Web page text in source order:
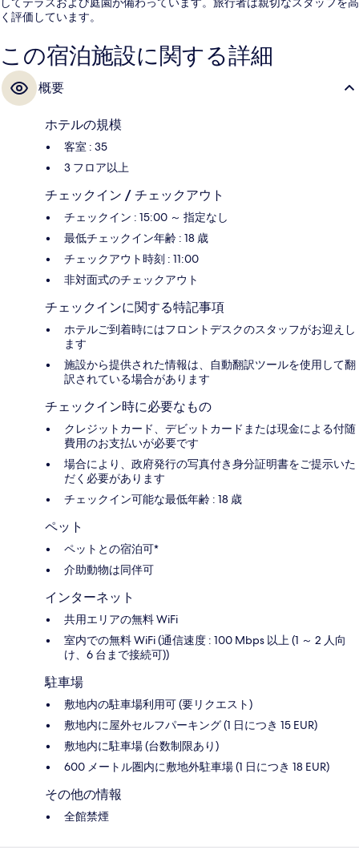
く評価しています。
この宿泊施設に関する詳細
概要
ホテルの規模
客室 : 35
3 フロア以上
チェックイン / チェックアウト
チェックイン : 15:00 ～ 指定なし
最低チェックイン年齢 : 18 歳
チェックアウト時刻 : 11:00
非対面式のチェックアウト
チェックインに関する特記事項
ホテルご到着時にはフロントデスクのスタッフがお迎えし
ます
施設から提供された情報は、自動翻訳ツールを使用して翻
訳されている場合があります
チェックイン時に必要なもの
クレジットカード、デビットカードまたは現金による付随
費用のお支払いが必要です
場合により、政府発行の写真付き身分証明書をご提示いた
だく必要があります
チェックイン可能な最低年齢 : 18 歳
ペット
ペットとの宿泊可*
介助動物は同伴可
インターネット
共用エリアの無料 WiFi
室内での無料 WiFi (通信速度 : 100 Mbps 以上 (1 ～ 2 人向
け、6 台まで接続可))
駐車場
敷地内の駐車場利用可 (要リクエスト)
敷地内に屋外セルフパーキング (1 日につき 15 EUR)
敷地内に駐車場 (台数制限あり)
600 メートル圏内に敷地外駐車場 (1 日につき 18 EUR)
その他の情報
全館禁煙